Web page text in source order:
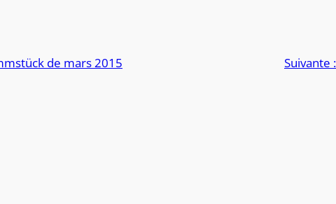
de mars 2015 Suivante :